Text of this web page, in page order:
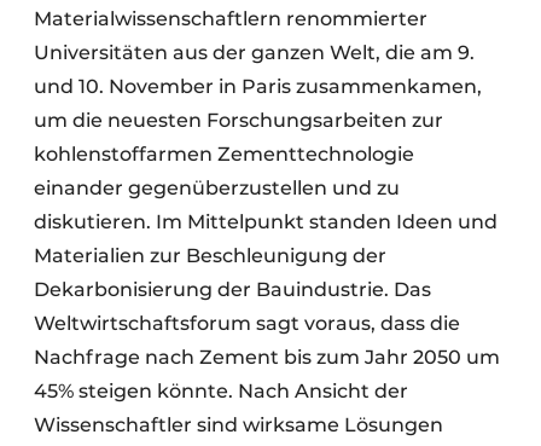
Materialwissenschaftlern renommierter
Universitäten aus der ganzen Welt, die am 9.
und 10. November in Paris zusammenkamen,
um die neuesten Forschungsarbeiten zur
kohlenstoffarmen Zementtechnologie
einander gegenüberzustellen und zu
diskutieren. Im Mittelpunkt standen Ideen und
Materialien zur Beschleunigung der
Dekarbonisierung der Bauindustrie. Das
Weltwirtschaftsforum sagt voraus, dass die
Nachfrage nach Zement bis zum Jahr 2050 um
45% steigen könnte. Nach Ansicht der
Wissenschaftler sind wirksame Lösungen